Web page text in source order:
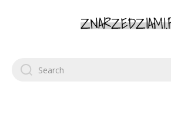
Search
for: